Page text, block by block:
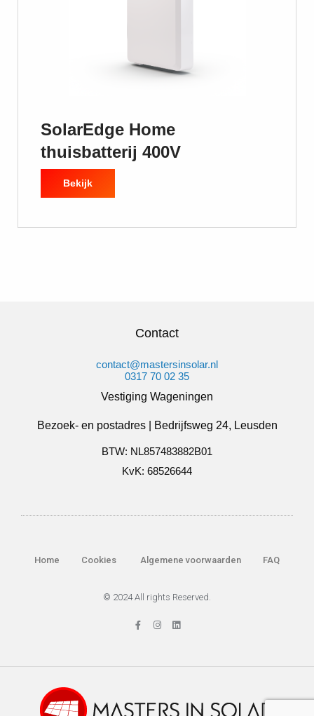
SolarEdge Home
thuisbatterij 400V
Bekijk
Contact
contact@mastersinsolar.nl
0317 70 02 35
Vestiging Wageningen
Bezoek- en postadres | Bedrijfsweg 24, Leusden
BTW: NL857483882B01
KvK: 68526644
Home Cookies Algemene voorwaarden FAQ
© 2024 All rights Reserved.